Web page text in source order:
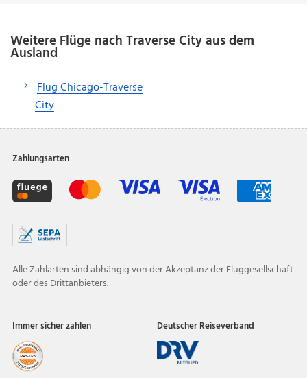
Weitere Flüge nach Traverse City aus dem
Ausland
Flug Chicago-Traverse
City